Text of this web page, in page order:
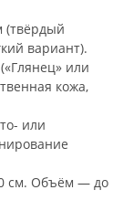
(твёрдый
вариант).
или
кожа,
или
см. Объём — до